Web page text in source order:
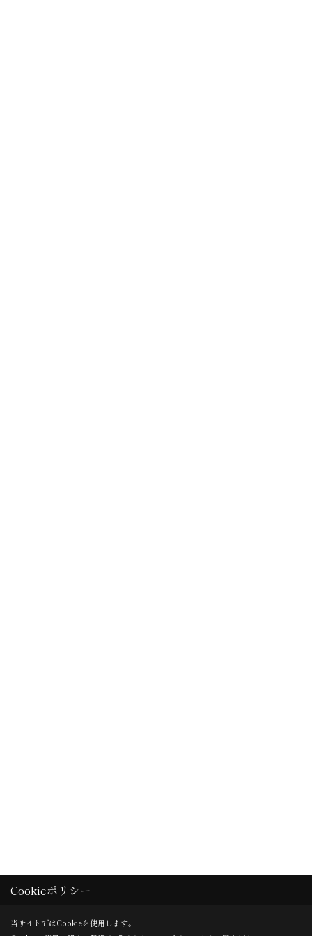
Cookieポリシー
当サイトではCookieを使用します。